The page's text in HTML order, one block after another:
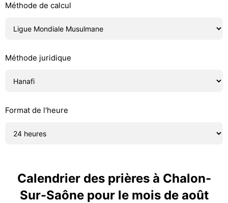
Méthode de calcul
Méthode juridique
Format de l'heure
Calendrier des prières à Chalon-
Sur-Saône pour le mois de août